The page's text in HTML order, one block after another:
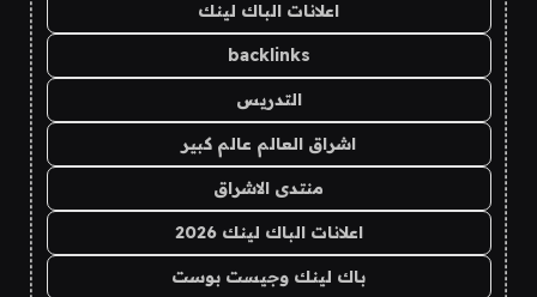
اعلانات الباك لينك
backlinks
التدريس
اشراق العالم عالم كبير
منتدى الاشراق
اعلانات الباك لينك 2026
باك لينك وجيست بوست